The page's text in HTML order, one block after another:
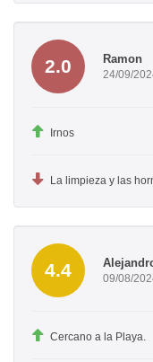
2.0 Ramon
24/09/
Irnos
La limpieza y las
4.4 09/08/
Cercano a la Playa.